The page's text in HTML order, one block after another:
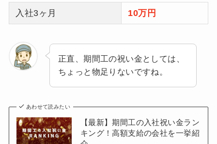
入社3ヶ月 10万円
正直、期間工の祝い金としては、
ちょっと物足りないですね。
あわせて読みたい
【最新】期間工の入社祝い金ラン
キング！高額支給の会社を一挙紹